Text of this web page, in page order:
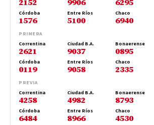
Córdoba
1576
Entre Ríos
5100
Chaco
6940
PRIMERA
Correntina
2621
Ciudad B.A.
9037
Bonaerense
0895
Córdoba
0119
Entre Ríos
9058
Chaco
2335
PREVIA
Correntina
4258
Ciudad B.A.
4982
Bonaerense
8793
Córdoba
6484
Entre Ríos
8966
Chaco
4530